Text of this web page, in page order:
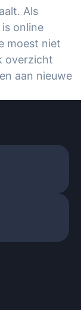
Als
online
moest niet
overzicht
aan nieuwe